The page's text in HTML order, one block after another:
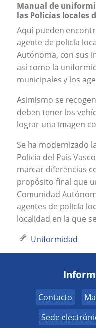
Manual de
las Policías locales
Aquí pueden
agente de policía
Autónoma, con sus
así como la
municipales y los
Asimismo se
deben tener los
lograr una imagen
Se ha modernizado
Policía del País
marcar diferencias
propósito final que
Comunidad
agentes de policía
localidad en la que
Uniformidad
Contacto
Sede